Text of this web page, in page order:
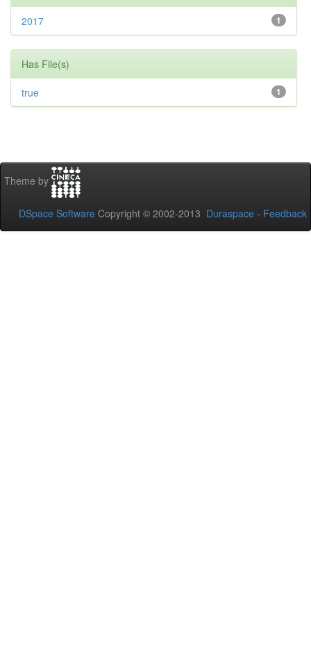
1
2017
Has File(s)
1
true
Theme by
DSpace Software Copyright © 2002-2013 Duraspace - Feedback